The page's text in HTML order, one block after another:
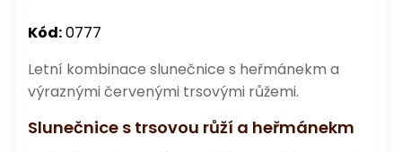
Kód:0777
Letní kombinace slunečnice s heřmánekm a
výraznými červenými trsovými růžemi.
Slunečnice s trsovou růží a heřmánekm